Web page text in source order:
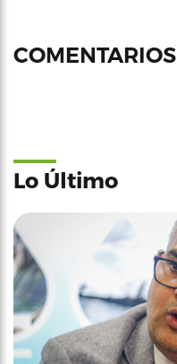
COMENTARIOS
Lo Último